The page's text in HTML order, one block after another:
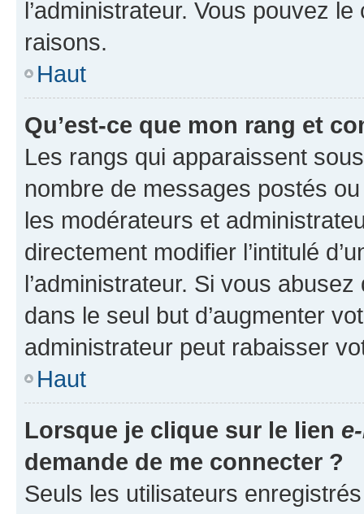
l’administrateur. Vous pouvez
raisons.
Haut
Qu’est-ce que mon rang et
Les rangs qui apparaissent
nombre de messages postés
les modérateurs et
directement modifier l’intitulé
l’administrateur. Si vous
dans le seul but d’augmenter
administrateur peut rabaisser
Haut
Lorsque je clique sur le lien
demande de me connecter ?
Seuls les utilisateurs